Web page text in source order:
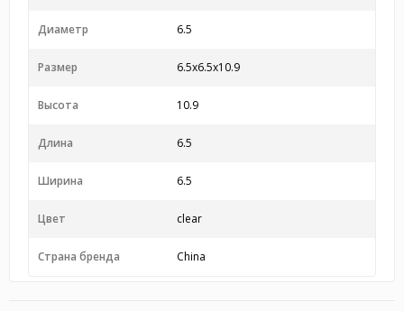
Диаметр 6.5
Размер 6.5x6.5x10.9
Высота 10.9
Длина 6.5
Ширина 6.5
Цвет clear
Страна бренда China